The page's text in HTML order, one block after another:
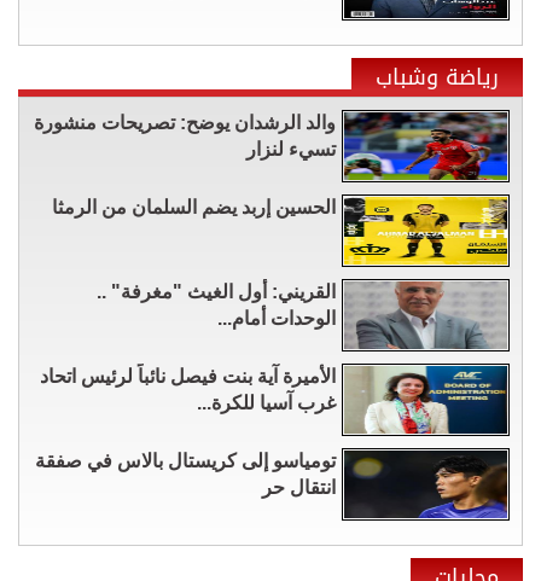
رياضة وشباب
والد الرشدان يوضح: تصريحات منشورة
تسيء لنزار
الحسين إربد يضم السلمان من الرمثا
القريني: أول الغيث "مغرفة" ..
الوحدات أمام...
الأميرة آية بنت فيصل نائباً لرئيس اتحاد
غرب آسيا للكرة...
تومياسو إلى كريستال بالاس في صفقة
انتقال حر